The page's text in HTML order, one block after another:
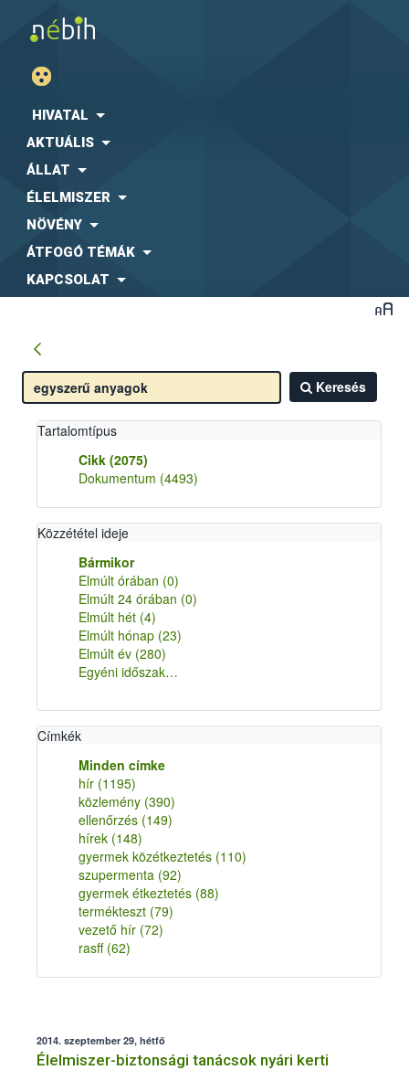
HIVATAL
AKTUÁLIS
ÁLLAT
ÉLELMISZER
NÖVÉNY
ÁTFOGÓ TÉMÁK
KAPCSOLAT
Keresés
Tartalomtípus
Cikk (2075)
Dokumentum (4493)
Közzététel ideje
Bármikor
Elmúlt órában (0)
Elmúlt 24 órában (0)
Elmúlt hét (4)
Elmúlt hónap (23)
Elmúlt év (280)
Egyéni időszak…
Címkék
Minden címke
hír (1195)
közlemény (390)
ellenőrzés (149)
hírek (148)
gyermek közétkeztetés (110)
szupermenta (92)
gyermek étkeztetés (88)
termékteszt (79)
vezető hír (72)
rasff (62)
2014. szeptember 29, hétfő
Élelmiszer-biztonsági tanácsok nyári kerti